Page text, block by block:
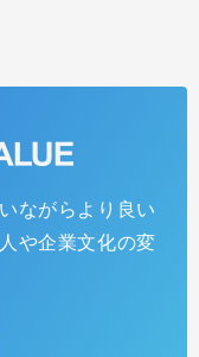
ながらより良い
や企業文化の変